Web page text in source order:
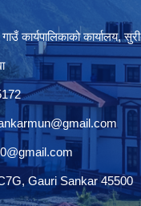
कार्यपालिकाको कार्यालय, सुरी
Gauri Sankar 45500